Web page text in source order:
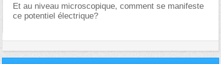
Et au niveau microscopique, comment se manifeste
ce potentiel électrique?